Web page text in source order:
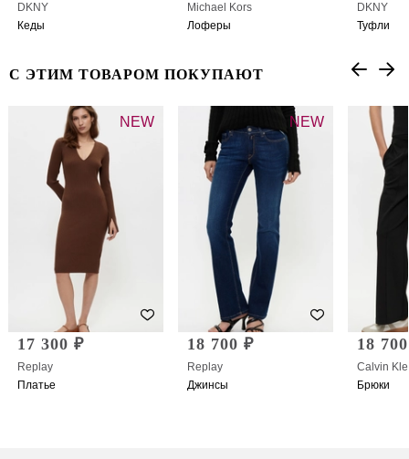
DKNY
Кеды
Michael Kors
Лоферы
DKNY
Туфли
С ЭТИМ ТОВАРОМ ПОКУПАЮТ
NEW
17 300 ₽
Replay
Платье
NEW
18 700 ₽
Replay
Джинсы
18
Calvin
Брюки